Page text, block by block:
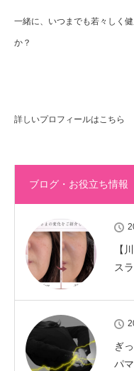
一緒に、いつまでも若々しく
か？
詳しいプロフィールはこちら
ブログ・お役立ち情報
【
ス
ぎ
パ